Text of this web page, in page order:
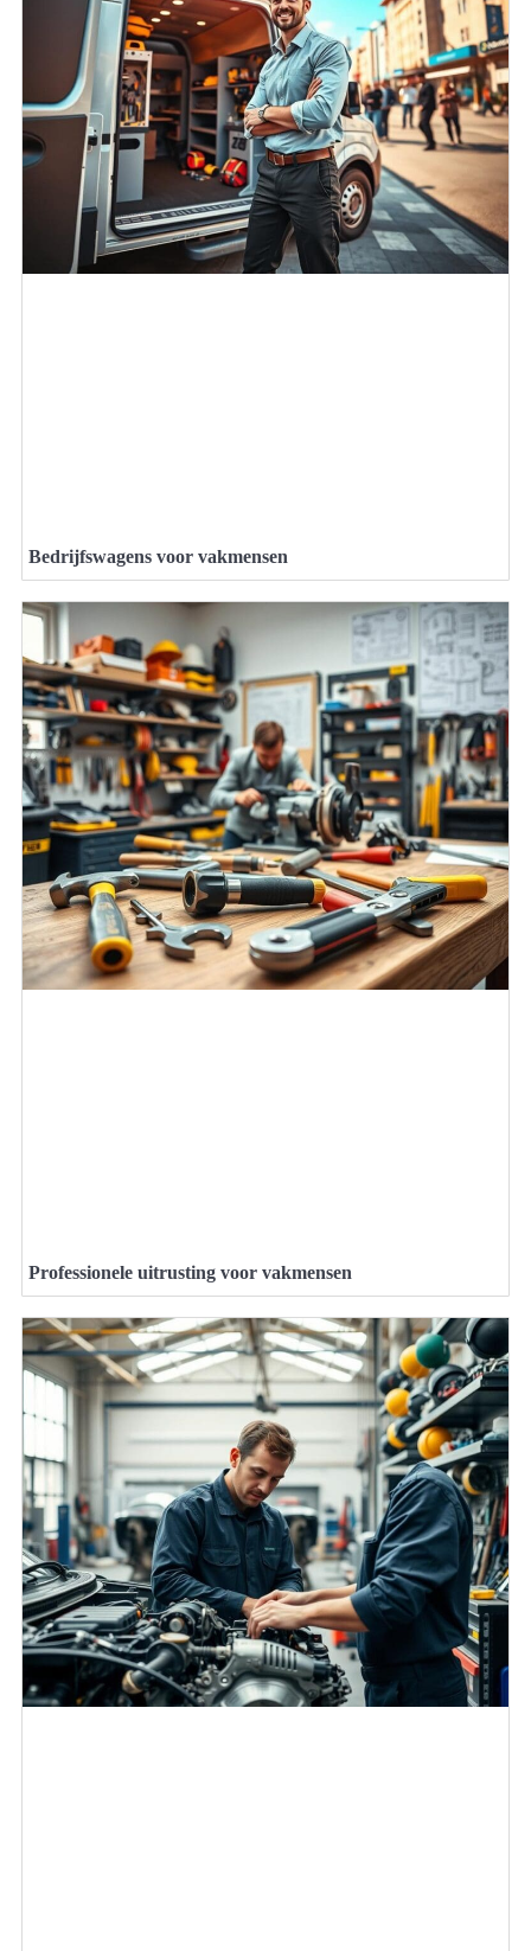
Bedrijfswagens voor vakmensen
Professionele uitrusting voor vakmensen